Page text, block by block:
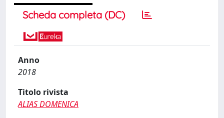
Scheda completa (DC)
Anno
2018
Titolo rivista
ALIAS DOMENICA